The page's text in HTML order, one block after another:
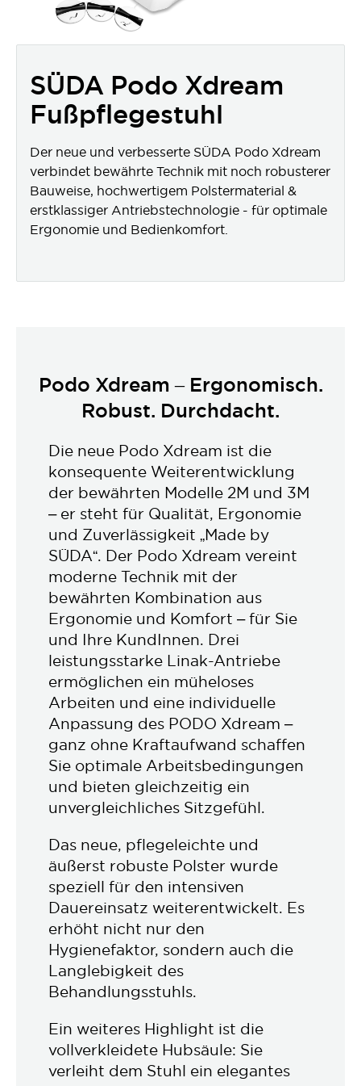
SÜDA Podo Xdream
Fußpflegestuhl
Der neue und verbesserte SÜDA Podo Xdream
verbindet bewährte Technik mit noch robusterer
Bauweise, hochwertigem Polstermaterial &
erstklassiger Antriebstechnologie - für optimale
Ergonomie und Bedienkomfort.
Podo Xdream – Ergonomisch.
Robust. Durchdacht.
Die neue Podo Xdream ist die
konsequente Weiterentwicklung
der bewährten Modelle 2M und 3M
– er steht für Qualität, Ergonomie
und Zuverlässigkeit „Made by
SÜDA“. Der Podo Xdream vereint
moderne Technik mit der
bewährten Kombination aus
Ergonomie und Komfort – für Sie
und Ihre KundInnen. Drei
leistungsstarke Linak-Antriebe
ermöglichen ein müheloses
Arbeiten und eine individuelle
Anpassung des PODO Xdream –
ganz ohne Kraftaufwand schaffen
Sie optimale Arbeitsbedingungen
und bieten gleichzeitig ein
unvergleichliches Sitzgefühl.
Das neue, pflegeleichte und
äußerst robuste Polster wurde
speziell für den intensiven
Dauereinsatz weiterentwickelt. Es
erhöht nicht nur den
Hygienefaktor, sondern auch die
Langlebigkeit des
Behandlungsstuhls.
Ein weiteres Highlight ist die
vollverkleidete Hubsäule: Sie
verleiht dem Stuhl ein elegantes